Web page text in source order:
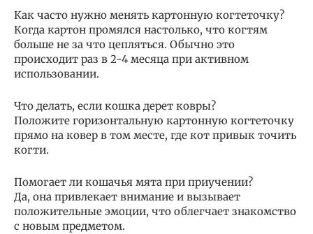
Как часто нужно менять картонную когтеточку?
Когда картон промялся настолько, что когтям
больше не за что цепляться. Обычно это
происходит раз в 2-4 месяца при активном
использовании.
Что делать, если кошка дерет ковры?
Положите горизонтальную картонную когтеточку
прямо на ковер в том месте, где кот привык точить
когти.
Помогает ли кошачья мята при приучении?
Да, она привлекает внимание и вызывает
положительные эмоции, что облегчает знакомство
с новым предметом.